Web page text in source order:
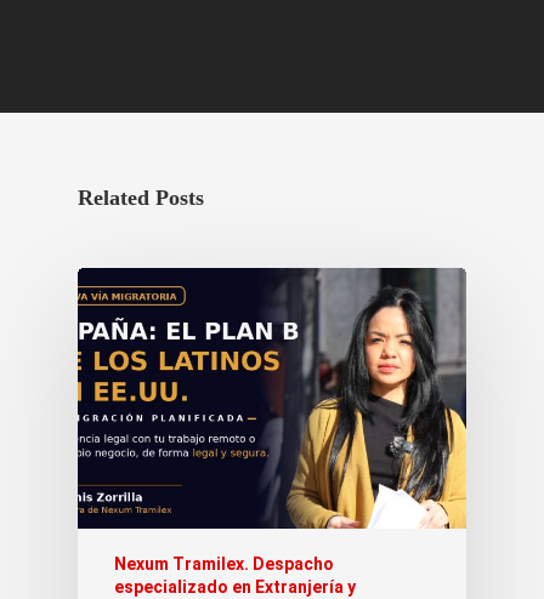
Related Posts
Nexum Tramilex. Despacho
especializado en Extranjería y